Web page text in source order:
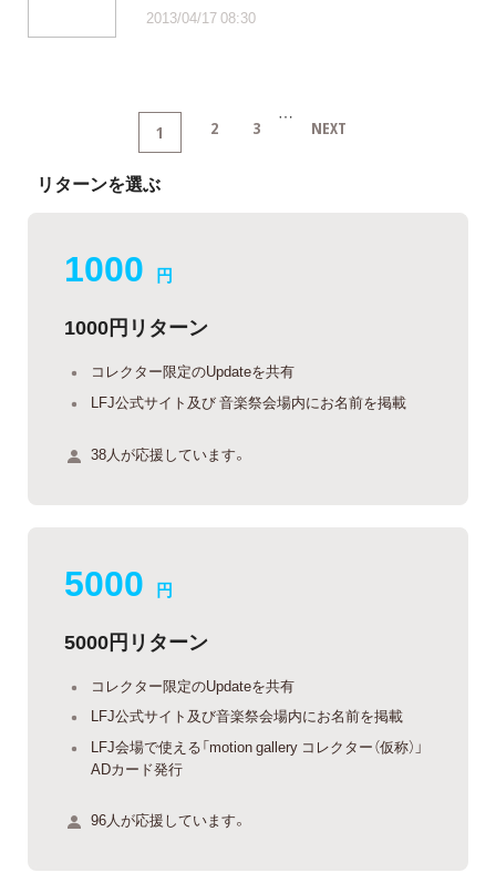
2013/04/17 08:30
1 2 3 … NEXT
リターンを選ぶ
1000 円
1000円リターン
コレクター限定のUpdateを共有
LFJ公式サイト及び 音楽祭会場内にお名前を掲載
38人が応援しています。
5000 円
5000円リターン
コレクター限定のUpdateを共有
LFJ公式サイト及び音楽祭会場内にお名前を掲載
LFJ会場で使える「motion gallery コレクター（仮称）」
ADカード発行
96人が応援しています。